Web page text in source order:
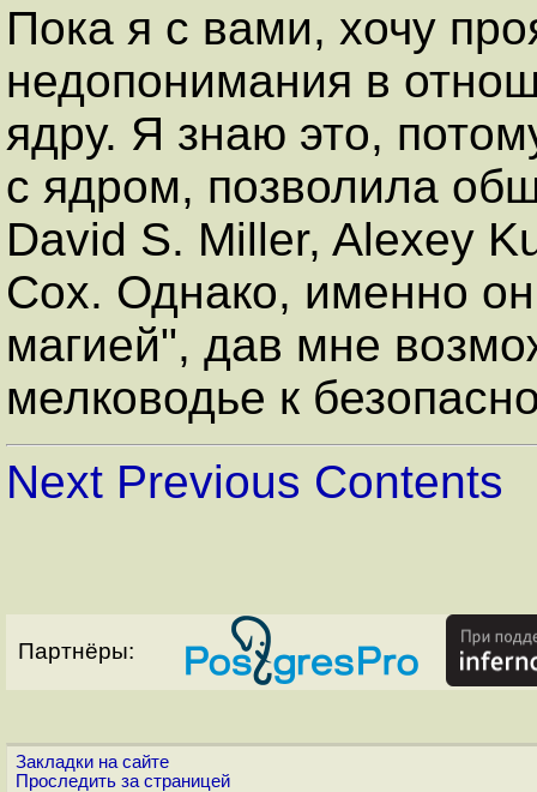
Пока я с вами, хочу
недопонимания в
ядру. Я знаю это,
с ядром, позволила
David S. Miller, Alexey
Cox. Однако, именно
магией", дав мне
мелководье к
Next Previous Contents
Партнёры:
Закладки на сайте
Проследить за страницей